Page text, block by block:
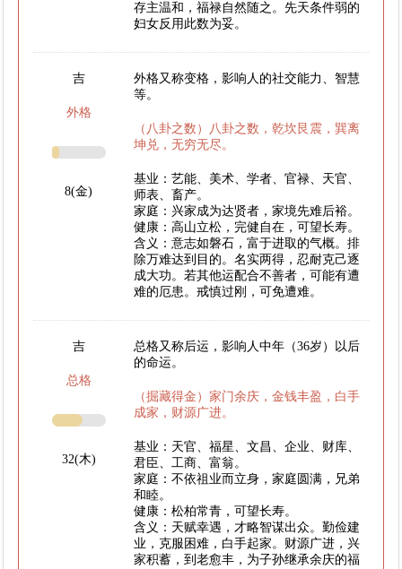
存主温和，福禄自然随之。先天条件弱的
妇女反用此数为妥。
吉
外格
8(金)
外格又称变格，影响人的社交能力、智慧
等。
（八卦之数）八卦之数，乾坎艮震，巽离
坤兑，无穷无尽。
基业：艺能、美术、学者、官禄、天官、
师表、畜产。
家庭：兴家成为达贤者，家境先难后裕。
健康：高山立松，完健自在，可望长寿。
含义：意志如磐石，富于进取的气概。排
除万难达到目的。名实两得，忍耐克己逐
成大功。若其他运配合不善者，可能有遭
难的厄患。戒慎过刚，可免遭难。
吉
总格
32(木)
总格又称后运，影响人中年（36岁）以后
的命运。
（掘藏得金）家门余庆，金钱丰盈，白手
成家，财源广进。
基业：天官、福星、文昌、企业、财库、
君臣、工商、富翁。
家庭：不依祖业而立身，家庭圆满，兄弟
和睦。
健康：松柏常青，可望长寿。
含义：天赋幸遇，才略智谋出众。勤俭建
业，克服困难，白手起家。财源广进，兴
家积蓄，到老愈丰，为子孙继承余庆的福